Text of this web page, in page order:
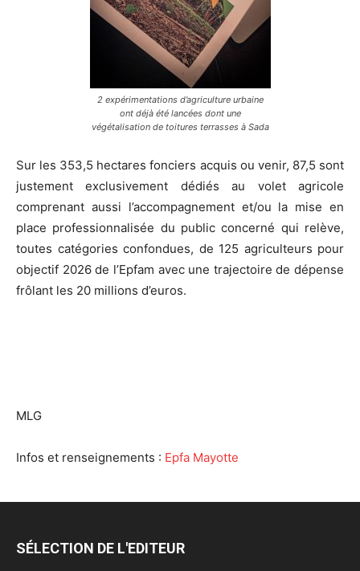
2 expérimentations d’agriculture urbaine
ont déjà été lancées dont une
végétalisation de toitures terrasses à Sada
Sur les 353,5 hectares fonciers acquis ou venir, 87,5 sont
justement exclusivement dédiés au volet agricole
comprenant aussi l’accompagnement et/ou la mise en
place professionnalisée du public concerné qui relève,
toutes catégories confondues, de 125 agriculteurs pour
objectif 2026 de l’Epfam avec une trajectoire de dépense
frôlant les 20 millions d’euros.
MLG
Infos et renseignements : Epfa Mayotte
SÉLECTION DE L'EDITEUR